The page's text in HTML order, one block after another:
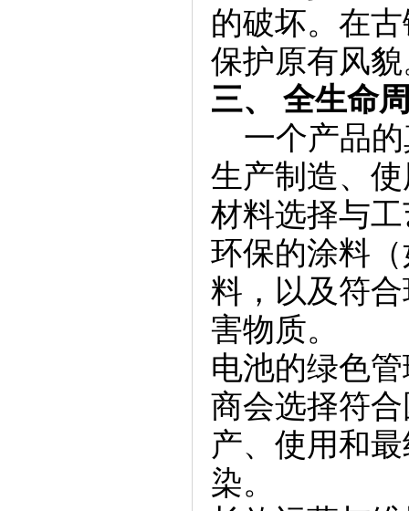
的破坏。在
保护原有风
三、 全生命
一个产品的
生产制造、
材料选择与
环保的涂料
料，以及符
害物质。
电池的绿色
商会选择符
产、使用和
染。